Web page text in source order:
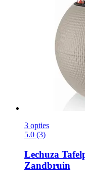
3 opties
5.0 (3)
Lechuza
Zandbruin